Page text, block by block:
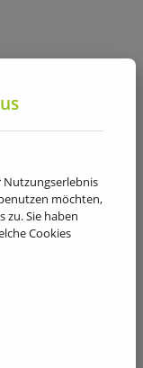
vor Ort.
und
Nutzungserlebnis
möchten,
zu. Sie haben
Cookies